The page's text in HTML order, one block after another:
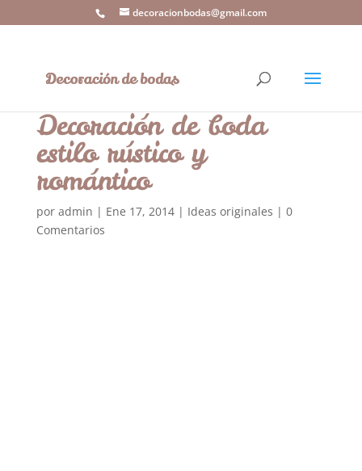
decoracionbodas@gmail.com
Decoración de boda
estilo rústico y
romántico
por admin | Ene 17, 2014| Ideas originales | 0
Comentarios